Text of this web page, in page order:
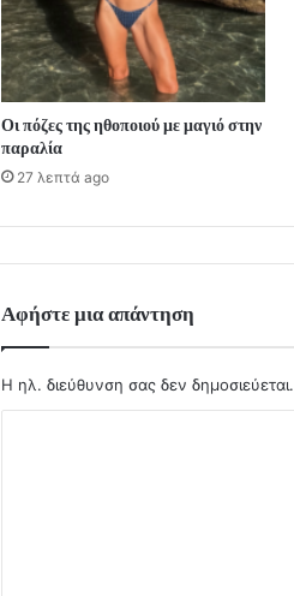
Οι πόζες της ηθοποιού με μαγιό στην
παραλία
27 λεπτά ago
Αφήστε μια απάντηση
Η ηλ. διεύθυνση σας δεν δημοσιεύεται.